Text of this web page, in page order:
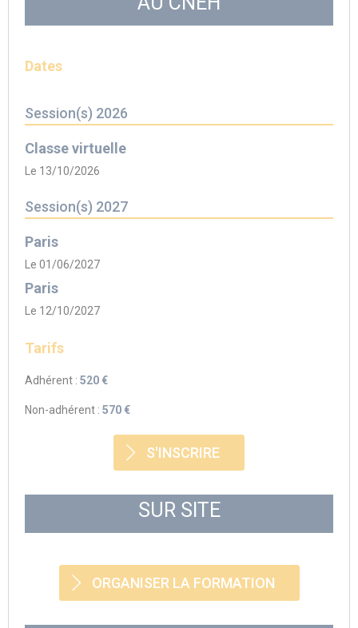
Dates
Session(s) 2026
Classe virtuelle
Le 13/10/2026
Session(s) 2027
Paris
Le 01/06/2027
Paris
Le 12/10/2027
Tarifs
Adhérent : 520 €
Non-adhérent : 570 €
S'INSCRIRE
SUR SITE
ORGANISER LA FORMATION